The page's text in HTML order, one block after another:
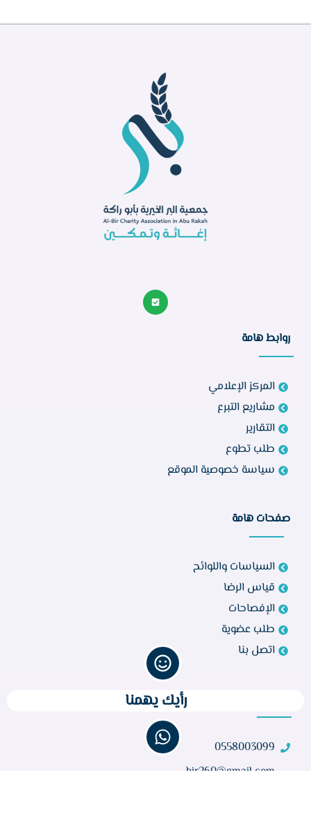
روابط هامة
المركز الإعلامي
مشاريع التبرع
التقارير
طلب تطوع
سياسة خصوصية الموقع
صفحات هامة
السياسات واللوائح
قياس الرضا
الإفصاحات
طلب عضوية
اتصل بنا
0558003099
bir260@gmail.com
رأيك يهمنا